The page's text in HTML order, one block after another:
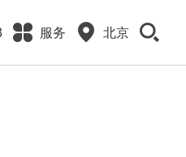
服务 北京